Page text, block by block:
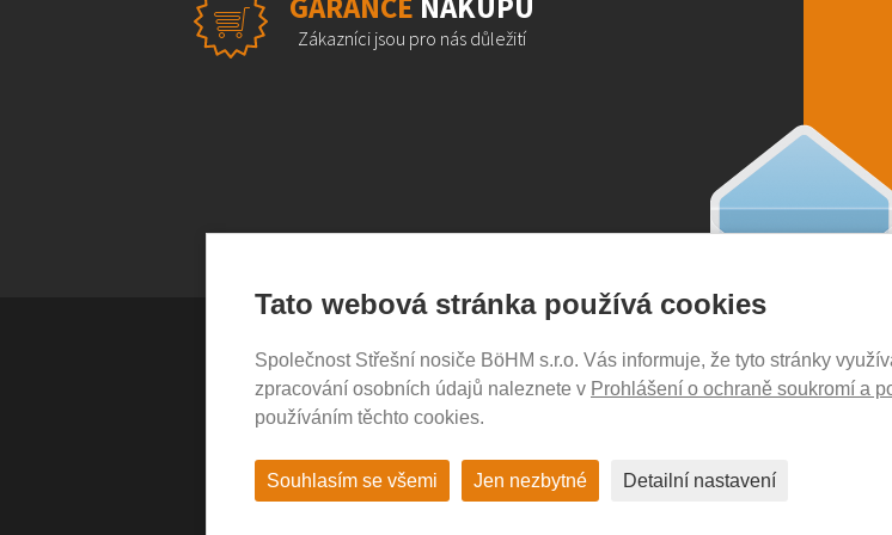
Tato webová stránka používá cookies
Společnost Střešní nosiče BöHM s.r.o. Vás informuje, že tyto stránky
zpracování osobních údajů naleznete v Prohlášení o ochraně soukromí a
používáním těchto cookies.
Souhlasím se všemi Jen nezbytné Detailní nastavení
Zákazníci jsou pro nás důležití
VŠE O NÁKUPU
Garance nákupu
Časté dotazy (FAQ)
Prodejny
NOSICE-EXPERT.CZ
Ochrana soukromí
Cookies nastavení